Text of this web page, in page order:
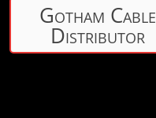
Gotham Cable
Distributor